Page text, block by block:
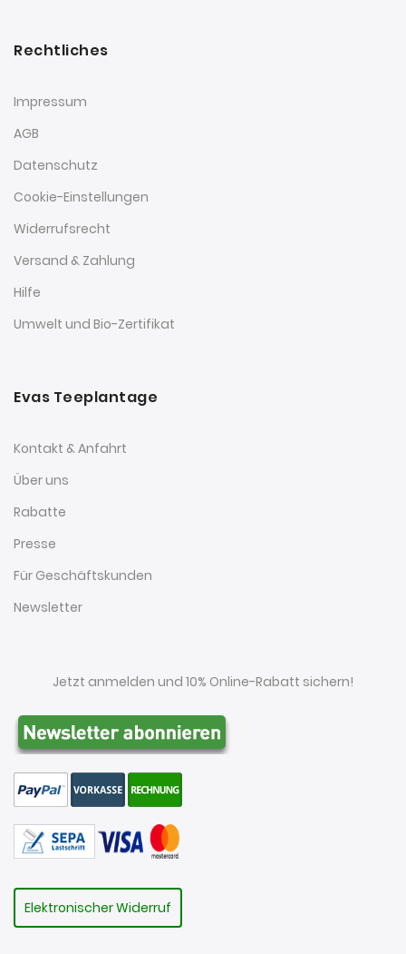
Rechtliches
Impressum
AGB
Datenschutz
Cookie-Einstellungen
Widerrufsrecht
Versand & Zahlung
Hilfe
Umwelt und Bio-Zertifikat
Evas Teeplantage
Kontakt & Anfahrt
Über uns
Rabatte
Presse
Für Geschäftskunden
Newsletter
Jetzt anmelden und 10% Online-Rabatt sichern!
Elektronischer Widerruf